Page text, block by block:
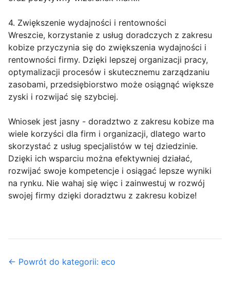
4. Zwiększenie wydajności i rentowności
Wreszcie, korzystanie z usług doradczych z zakresu
kobize przyczynia się do zwiększenia wydajności i
rentowności firmy. Dzięki lepszej organizacji pracy,
optymalizacji procesów i skutecznemu zarządzaniu
zasobami, przedsiębiorstwo może osiągnąć większe
zyski i rozwijać się szybciej.
Wniosek jest jasny - doradztwo z zakresu kobize ma
wiele korzyści dla firm i organizacji, dlatego warto
skorzystać z usług specjalistów w tej dziedzinie.
Dzięki ich wsparciu można efektywniej działać,
rozwijać swoje kompetencje i osiągać lepsze wyniki
na rynku. Nie wahaj się więc i zainwestuj w rozwój
swojej firmy dzięki doradztwu z zakresu kobize!
← Powrót do kategorii: eco